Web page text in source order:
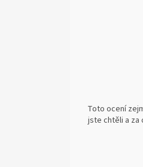
Toto ocení
jste chtěli a za